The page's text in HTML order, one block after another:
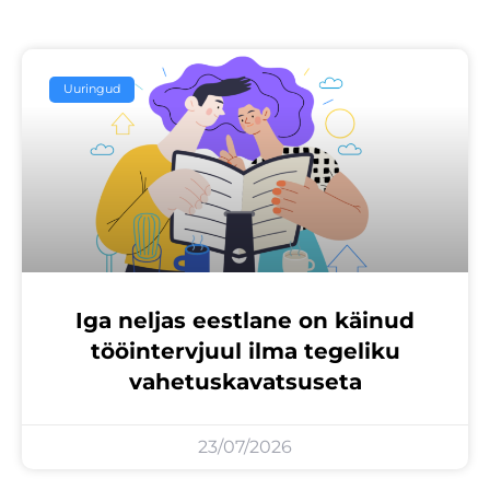
Uuringud
Iga neljas eestlane on käinud
tööintervjuul ilma tegeliku
vahetuskavatsuseta
23/07/2026